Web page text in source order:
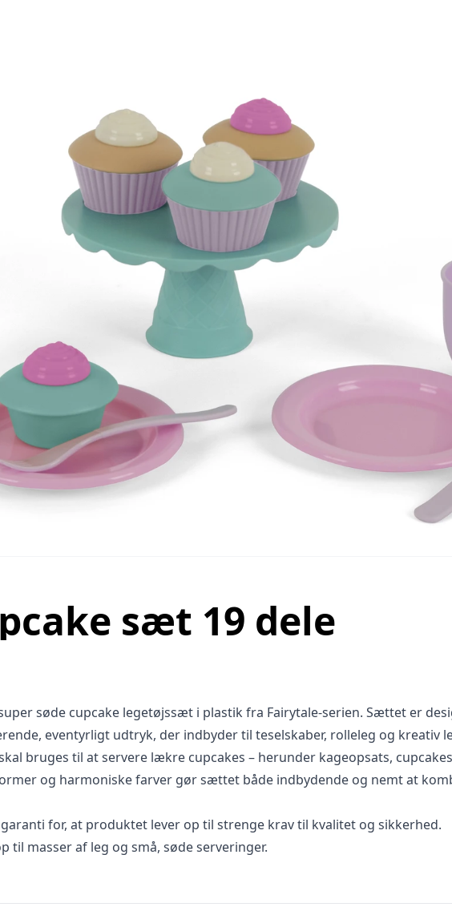
sæt 19 dele
søde cupcake legetøjssæt i plastik fra Fairytale-serien. Sættet er
eventyrligt udtryk, der indbyder til teselskaber, rolleleg og kreativ
bruges til at servere lækre cupcakes – herunder kageopsats,
og harmoniske farver gør sættet både indbydende og nemt at
for, at produktet lever op til strenge krav til kvalitet og sikkerhed.
masser af leg og små, søde serveringer.